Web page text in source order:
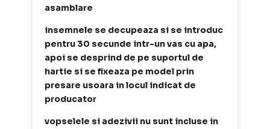
asamblare
insemnele se decupeaza si se introduc
pentru 30 secunde intr-un vas cu apa,
apoi se desprind de pe suportul de
hartie si se fixeaza pe model prin
presare usoara in locul indicat de
producator
vopselele si adezivii nu sunt incluse in